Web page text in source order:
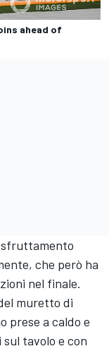
ahead of
sfruttamento
che però ha
nel finale.
muretto di
prese a caldo e
tavolo e con